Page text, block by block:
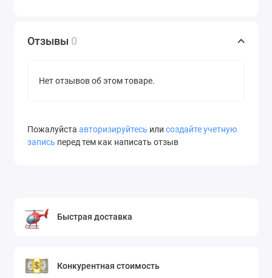
Отзывы 0
Нет отзывов об этом товаре.
Пожалуйста авторизируйтесь или создайте учетную
запись перед тем как написать отзыв
Быстрая доставка
Конкурентная стоимость